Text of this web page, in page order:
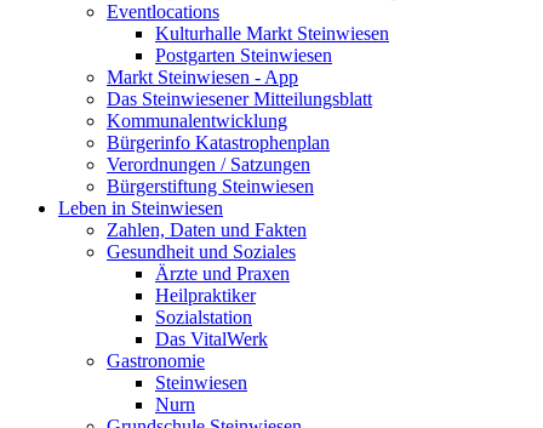
Eventlocations
Kulturhalle Markt Steinwiesen
Postgarten Steinwiesen
Markt Steinwiesen - App
Das Steinwiesener Mitteilungsblatt
Kommunalentwicklung
Bürgerinfo Katastrophenplan
Verordnungen / Satzungen
Bürgerstiftung Steinwiesen
Leben in Steinwiesen
Zahlen, Daten und Fakten
Gesundheit und Soziales
Ärzte und Praxen
Heilpraktiker
Sozialstation
Das VitalWerk
Gastronomie
Steinwiesen
Nurn